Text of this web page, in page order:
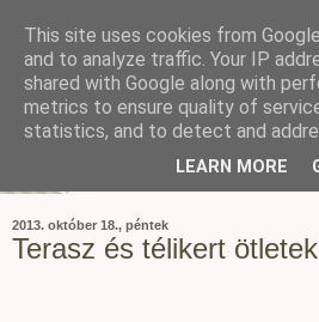
2013. október 18., péntek
Terasz és télikert
This site uses cookies from
and to analyze traffic. Your IP
shared with Google along with
metrics to ensure quality of
statistics, and to detect and
LEARN MORE